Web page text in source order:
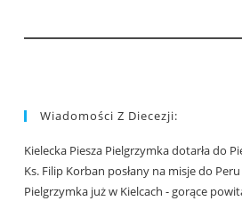
Wiadomości Z Diecezji:
Kielecka Piesza Pielgrzymka dotarła do
Ks. Filip Korban posłany na misje do Peru
Pielgrzymka już w Kielcach - gorące